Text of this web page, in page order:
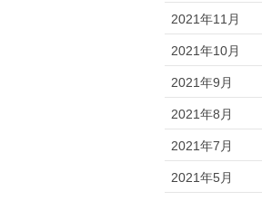
2021年11月
2021年10月
2021年9月
2021年8月
2021年7月
2021年5月